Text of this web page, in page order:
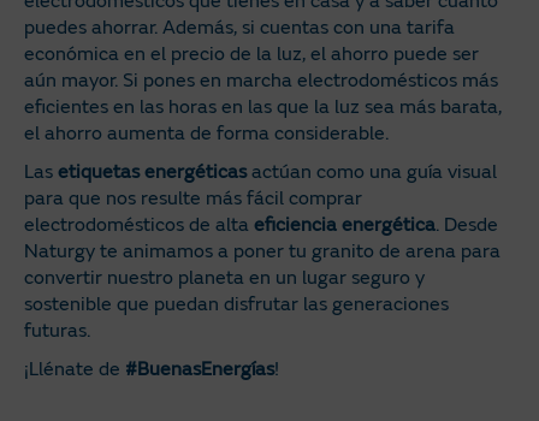
puedes ahorrar. Además, si cuentas con una tarifa
económica en el precio de la luz, el ahorro puede ser
aún mayor. Si pones en marcha electrodomésticos más
eficientes en las horas en las que la luz sea más barata,
el ahorro aumenta de forma considerable.
Las etiquetas energéticasactúan como una guía visual
para que nos resulte más fácil comprar
electrodomésticos de alta eficiencia energética. Desde
Naturgy te animamos a poner tu granito de arena para
convertir nuestro planeta en un lugar seguro y
sostenible que puedan disfrutar las generaciones
futuras.
¡Llénate de #BuenasEnergías!